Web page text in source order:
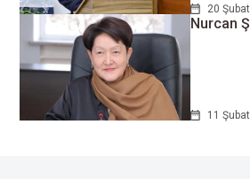
20
Nurcan
11